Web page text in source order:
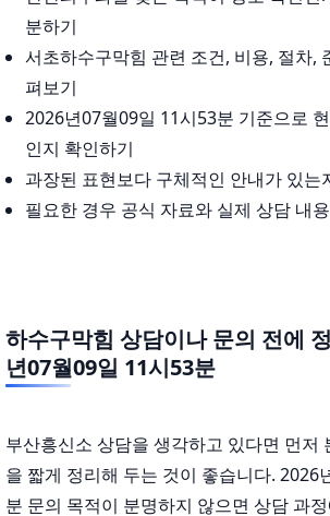
분하기
서초하수구막힘 관련 조건, 비용, 절차,
펴보기
2026년07월09일 11시53분 기준으로
인지 확인하기
과장된 표현보다 구체적인 안내가 있는
필요한 경우 공식 자료와 실제 상담 내
하수구막힘 상담이나 문의 전에
년07월09일 11시53분
부산흥신소 상담을 생각하고 있다면 먼저
을 짧게 정리해 두는 것이 좋습니다. 2026
분 문의 목적이 분명하지 않으면 상담 과